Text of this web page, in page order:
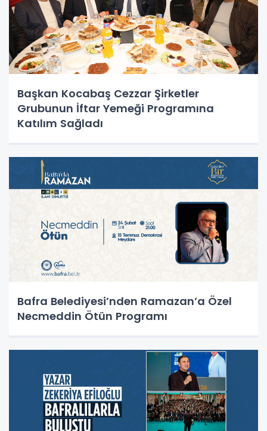
Başkan Kocabaş Cezzar Şirketler
Grubunun İftar Yemeği Programına
Katılım Sağladı
Bafra Belediyesi’nden Ramazan’a Özel
Necmeddin Ötün Programı